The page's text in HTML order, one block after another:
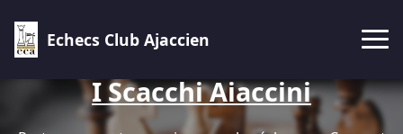
Echecs Club Ajaccien
I Scacchi Aiaccini